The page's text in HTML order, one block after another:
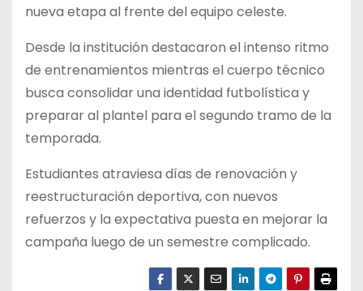
nueva etapa al frente del equipo celeste.
Desde la institución destacaron el intenso ritmo
de entrenamientos mientras el cuerpo técnico
busca consolidar una identidad futbolística y
preparar al plantel para el segundo tramo de la
temporada.
Estudiantes atraviesa días de renovación y
reestructuración deportiva, con nuevos
refuerzos y la expectativa puesta en mejorar la
campaña luego de un semestre complicado.